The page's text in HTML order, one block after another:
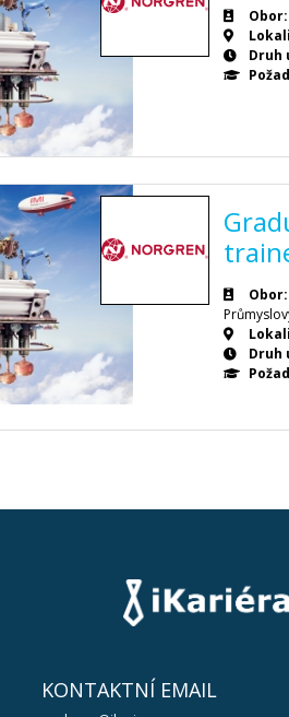
Obor:
Druh
Obor:
Druh
KONTAKTNÍ EMAIL